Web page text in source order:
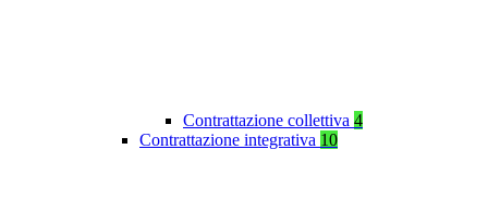
Contrattazione collettiva 4
Contrattazione integrativa 10